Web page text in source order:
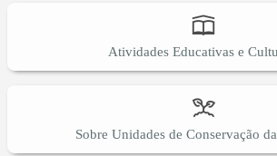
Atividades Educativas e
Sobre Unidades de Conservação